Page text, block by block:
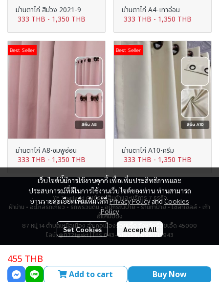
ม่านตาไก่ สีม่วง 2021-9
333 THB - 1,350 THB
ม่านตาไก่ A4-เทาอ่อน
333 THB - 1,350 THB
Best Seller
ม่านตาไก่ A8-ชมพูอ่อน
333 THB - 1,350 THB
Best Seller
ม่านตาไก่ A10-ครีม
333 THB - 1,350 THB
455 THB
Add to cart Buy Now
เว็บไซต์นี้มีการใช้งานคุกกี้ เพื่อเพิ่มประสิทธิภาพและ
ประสบการณ์ที่ดีในการใช้งานเว็บไซต์ของท่าน ท่านสามารถ
อ่านรายละเอียดเพิ่มเติมได้ที่Privacy PolicyandCookies
Policy
Set Cookies Accept All
YF Thailand ศูนย์รวมสินค้าและบริการ 7 ธุรกิจ
ผ้าม่าน • อะไหล่รถเกี่ยว • รถพรวนดิน • อุปกรณ์ป้าย • ร้านทำป้าย • โซล่าเซลล์ • เก้า
อี้แคมป์ปิ้ง
87 หมู่ 14 ตำบลเหนือเมือง อำเภอเมืองร้อยเอ็ด จังหวัดร้อยเอ็ด 45000
ไลน์: @072tgskt | โทร 043-518259, 0951715943
Total Visitor2,786,907